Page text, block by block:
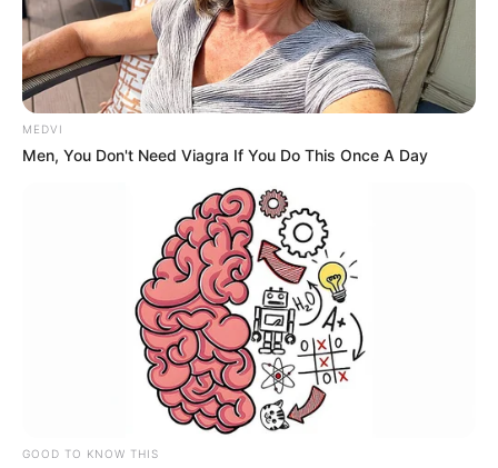
MEDVI
Men, You Don't Need Viagra If You Do This Once A Day
GOOD TO KNOW THIS